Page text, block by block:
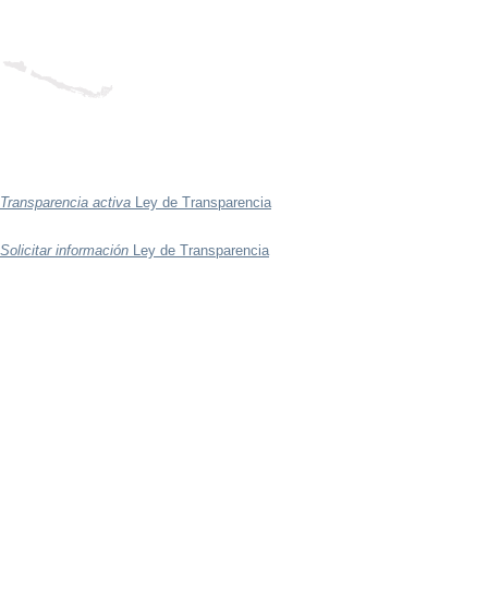
Transparencia activa Ley de Transparencia
Solicitar información Ley de Transparencia